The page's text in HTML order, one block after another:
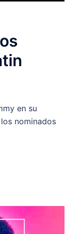
en su
nominados